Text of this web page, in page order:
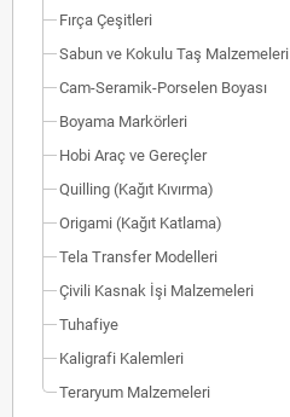
Fırça Çeşitleri
Sabun ve Kokulu Taş Malzemeleri
Cam-Seramik-Porselen Boyası
Boyama Markörleri
Hobi Araç ve Gereçler
Quilling (Kağıt Kıvırma)
Origami (Kağıt Katlama)
Tela Transfer Modelleri
Çivili Kasnak İşi Malzemeleri
Tuhafiye
Kaligrafi Kalemleri
Teraryum Malzemeleri